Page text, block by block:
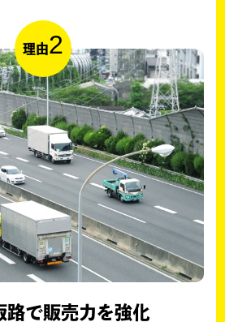
理由2
路で販売力を強化